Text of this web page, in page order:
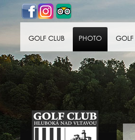
GOLF CLUB PHOTO GOLF
Golf klub Hluboká
nad Vltavou